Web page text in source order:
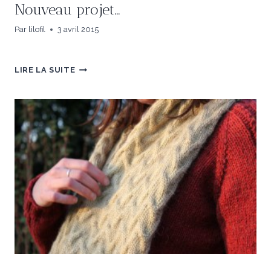
Nouveau projet…
Par lilofil 3 avril 2015
LIRE LA SUITENOUVEAU